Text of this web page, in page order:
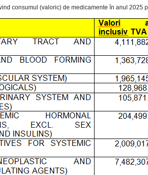
consumul (valoric) de medicamente în anul 2025